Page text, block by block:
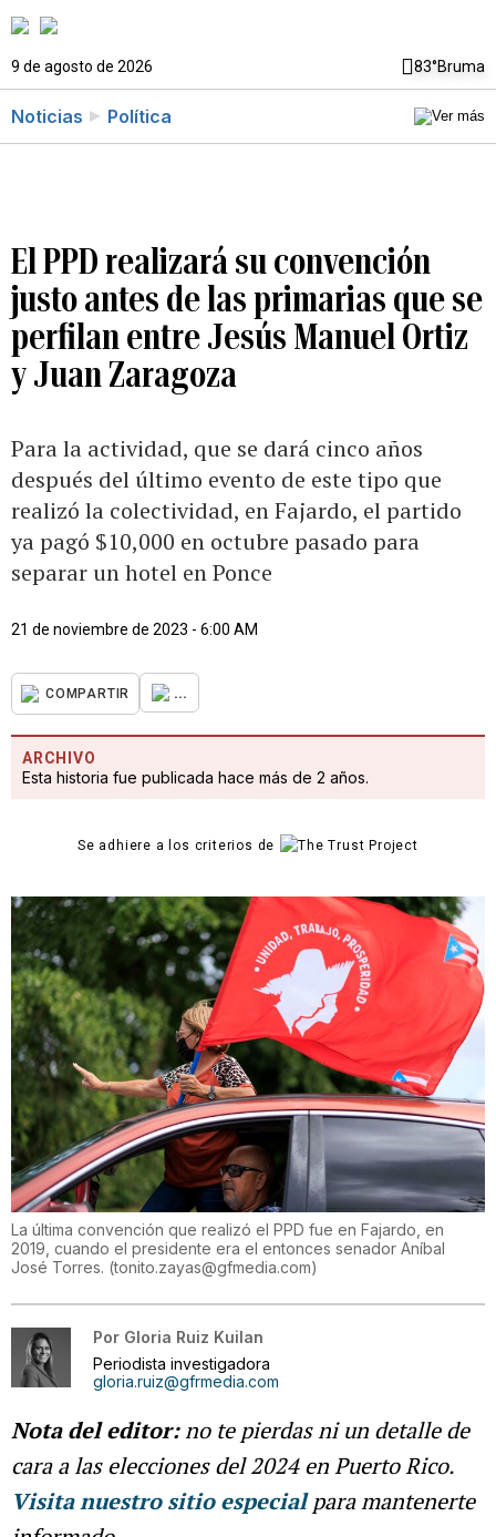
9 de agosto de 2026 83°Bruma
Noticias Política
El PPD realizará su convención
justo antes de las primarias que se
perfilan entre Jesús Manuel Ortiz
y Juan Zaragoza
Para la actividad, que se dará cinco años
después del último evento de este tipo que
realizó la colectividad, en Fajardo, el partido
ya pagó $10,000 en octubre pasado para
separar un hotel en Ponce
21 de noviembre de 2023 - 6:00 AM
COMPARTIR ...
ARCHIVO
Esta historia fue publicada hace más de 2 años.
Se adhiere a los criterios de
La última convención que realizó el PPD fue en Fajardo, en
2019, cuando el presidente era el entonces senador Aníbal
José Torres. (tonito.zayas@gfmedia.com)
Por Gloria Ruiz Kuilan
Periodista investigadora
gloria.ruiz@gfrmedia.com
Nota del editor:no te pierdas ni un detalle de
cara a las elecciones del 2024 en Puerto Rico.
Visita nuestro sitio especialpara mantenerte